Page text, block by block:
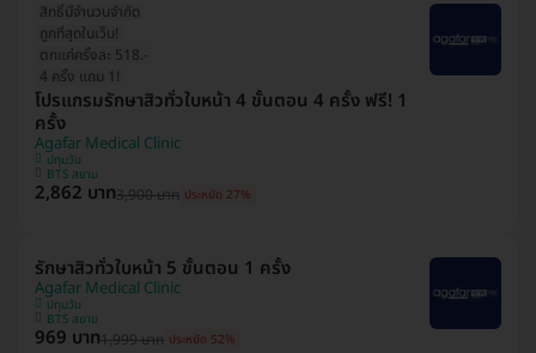
สิทธิ์มีจำนวนจำกัด
ถูกที่สุดในเว็บ!
ตกแค่ครั้งละ 518.-
4 ครั้ง แถม 1!
โปรแกรมรักษาสิวทั่วใบหน้า 4 ขั้นตอน 4 ครั้ง ฟรี! 1
ครั้ง
Agafar Medical Clinic
ปทุมวัน
BTS สยาม
2,862 บาท3,900 บาท ประหยัด 27%
รักษาสิวทั่วใบหน้า 5 ขั้นตอน 1 ครั้ง
Agafar Medical Clinic
ปทุมวัน
BTS สยาม
969 บาท1,999 บาท ประหยัด 52%